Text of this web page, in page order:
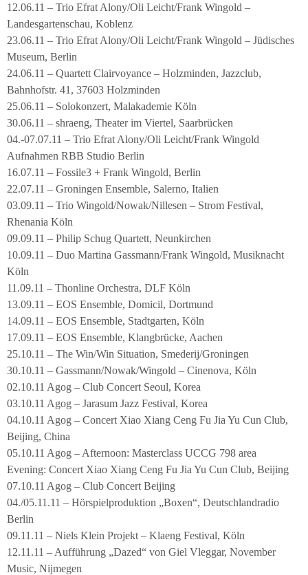
12.06.11 – Trio Efrat Alony/Oli Leicht/Frank Wingold –
Landesgartenschau, Koblenz
23.06.11 – Trio Efrat Alony/Oli Leicht/Frank Wingold – Jüdisches
Museum, Berlin
24.06.11 – Quartett Clairvoyance – Holzminden, Jazzclub,
Bahnhofstr. 41, 37603 Holzminden
25.06.11 – Solokonzert, Malakademie Köln
30.06.11 – shraeng, Theater im Viertel, Saarbrücken
04.-07.07.11 – Trio Efrat Alony/Oli Leicht/Frank Wingold
Aufnahmen RBB Studio Berlin
16.07.11 – Fossile3 + Frank Wingold, Berlin
22.07.11 – Groningen Ensemble, Salerno, Italien
03.09.11 – Trio Wingold/Nowak/Nillesen – Strom Festival,
Rhenania Köln
09.09.11 – Philip Schug Quartett, Neunkirchen
10.09.11 – Duo Martina Gassmann/Frank Wingold, Musiknacht
Köln
11.09.11 – Thonline Orchestra, DLF Köln
13.09.11 – EOS Ensemble, Domicil, Dortmund
14.09.11 – EOS Ensemble, Stadtgarten, Köln
17.09.11 – EOS Ensemble, Klangbrücke, Aachen
25.10.11 – The Win/Win Situation, Smederij/Groningen
30.10.11 – Gassmann/Nowak/Wingold – Cinenova, Köln
02.10.11 Agog – Club Concert Seoul, Korea
03.10.11 Agog – Jarasum Jazz Festival, Korea
04.10.11 Agog – Concert Xiao Xiang Ceng Fu Jia Yu Cun Club,
Beijing, China
05.10.11 Agog – Afternoon: Masterclass UCCG 798 area
Evening: Concert Xiao Xiang Ceng Fu Jia Yu Cun Club, Beijing
07.10.11 Agog – Club Concert Beijing
04./05.11.11 – Hörspielproduktion „Boxen“, Deutschlandradio
Berlin
09.11.11 – Niels Klein Projekt – Klaeng Festival, Köln
12.11.11 – Aufführung „Dazed“ von Giel Vleggar, November
Music, Nijmegen